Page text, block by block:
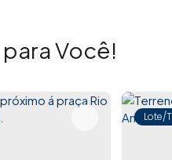
Você!
Lote/